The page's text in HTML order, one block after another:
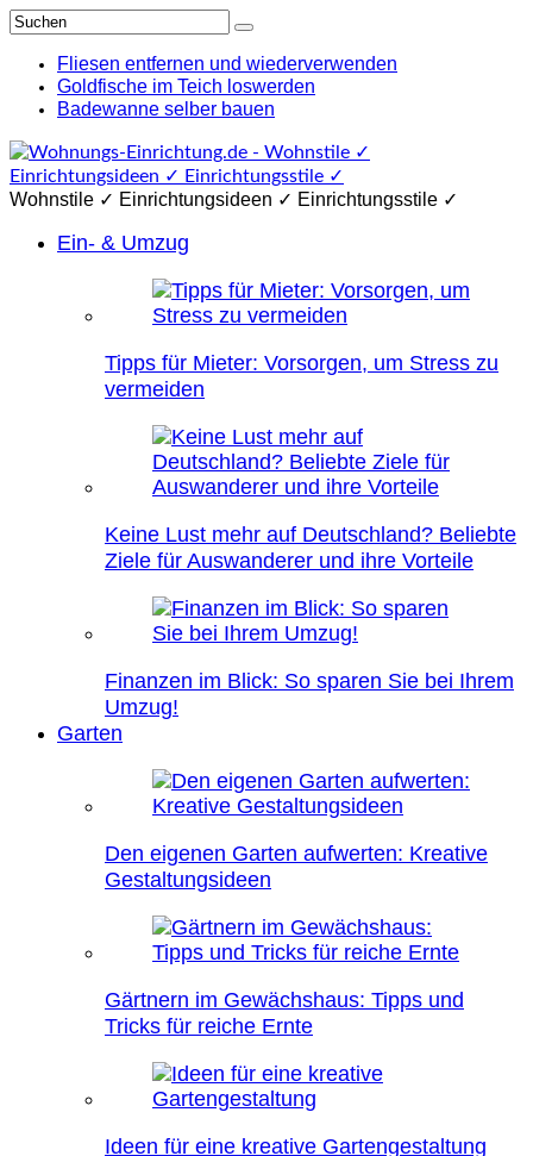
Fliesen entfernen und wiederverwenden
Goldfische im Teich loswerden
Badewanne selber bauen
Wohnstile ✓ Einrichtungsideen ✓ Einrichtungsstile ✓
Ein- & Umzug
Tipps für Mieter: Vorsorgen, um Stress zu
vermeiden
Keine Lust mehr auf Deutschland? Beliebte
Ziele für Auswanderer und ihre Vorteile
Finanzen im Blick: So sparen Sie bei Ihrem
Umzug!
Garten
Den eigenen Garten aufwerten: Kreative
Gestaltungsideen
Gärtnern im Gewächshaus: Tipps und
Tricks für reiche Ernte
Ideen für eine kreative Gartengestaltung